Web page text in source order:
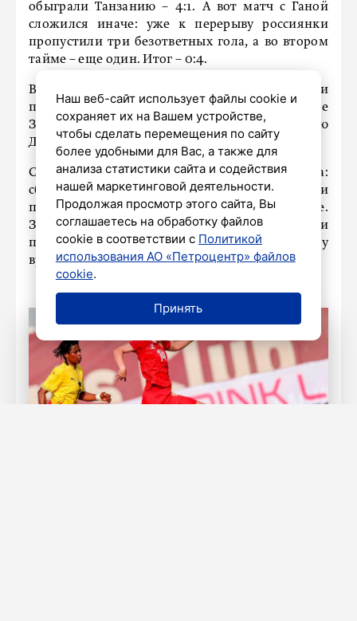
обыграли Танзанию – 4:1. А вот матч с Ганой
сложился иначе: уже к перерыву россиянки
пропустили три безответных гола, а во втором
тайме – еще один. Итог – 0:4.
В игре приняли участие две футболистки
петербургского «Зенита». На 19‑й минуте
Зарина Шарифова заменила травмированную
Дарину Ишмухаметову.
Ситуация в ОАЭ на команду не повлияла:
сборная живет далеко от эпицентра событий и
полностью сосредоточена на подготовке.
Заключительный матч турнира россиянки
проведут 6 марта в 10:00 по московскому
времени против сборной Гонконга.
Наш веб-сайт использует файлы cookie и
сохраняет их на Вашем устройстве,
чтобы сделать перемещения по сайту
более удобными для Вас, а также для
анализа статистики сайта и содействия
нашей маркетинговой деятельности.
Продолжая просмотр этого сайта, Вы
соглашаетесь на обработку файлов
cookie в соответствии с Политикой
использования АО «Петроцентр» файлов
cookie.
Принять